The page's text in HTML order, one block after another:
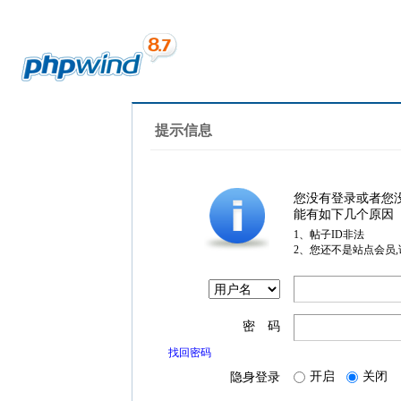
提示信息
您没有登录或者您
能有如下几个原因
1、帖子ID非法
2、您还不是站点会员
密 码
找回密码
隐身登录 开启 关闭